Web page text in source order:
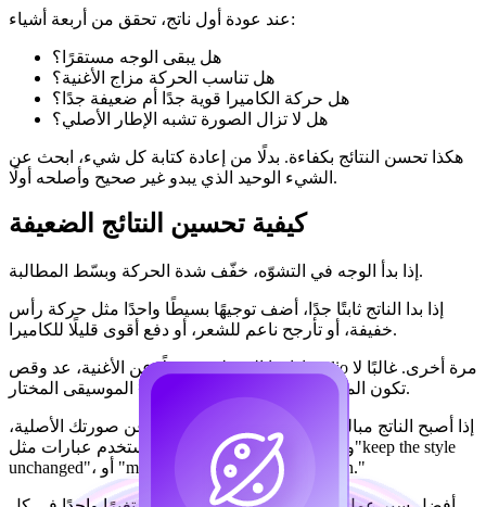
عند عودة أول ناتج، تحقق من أربعة أشياء:
هل يبقى الوجه مستقرًا؟
هل تناسب الحركة مزاج الأغنية؟
هل حركة الكاميرا قوية جدًا أم ضعيفة جدًا؟
هل لا تزال الصورة تشبه الإطار الأصلي؟
هكذا تحسن النتائج بكفاءة. بدلًا من إعادة كتابة كل شيء، ابحث عن
الشيء الوحيد الذي يبدو غير صحيح وأصلحه أولًا.
كيفية تحسين النتائج الضعيفة
إذا بدأ الوجه في التشوّه، خفّف شدة الحركة وبسّط المطالبة.
إذا بدا الناتج ثابتًا جدًا، أضف توجيهًا بسيطًا واحدًا مثل حركة رأس
خفيفة، أو تأرجح ناعم للشعر، أو دفع أقوى قليلًا للكاميرا.
إذا بدا المقطع منفصلًا عن الأغنية، عد وقص audio مرة أخرى. غالبًا لا
تكون المشكلة في التحريك بل في جزء الموسيقى المختار.
إذا أصبح الناتج مبالغًا في الأسلوب أو ابتعد كثيرًا عن صورتك الأصلية،
استخدم عبارات مثل "preserve original fidelity"، و"keep the style
unchanged"، أو "maintain the original composition."